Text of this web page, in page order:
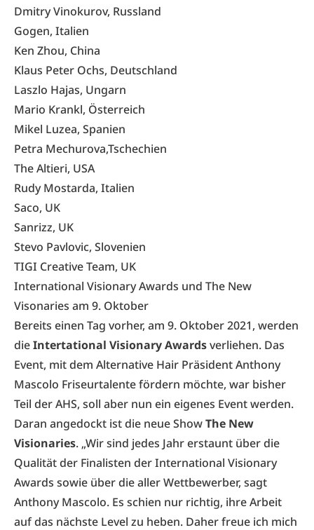
Dmitry Vinokurov, Russland
Gogen, Italien
Ken Zhou, China
Klaus Peter Ochs, Deutschland
Laszlo Hajas, Ungarn
Mario Krankl, Österreich
Mikel Luzea, Spanien
Petra Mechurova,Tschechien
The Altieri, USA
Rudy Mostarda, Italien
Saco, UK
Sanrizz, UK
Stevo Pavlovic, Slovenien
TIGI Creative Team, UK
International Visionary Awards und The New
Visonaries am 9. Oktober
Bereits einen Tag vorher, am 9. Oktober 2021, werden
dieIntertational Visionary Awardsverliehen. Das
Event, mit dem Alternative Hair Präsident Anthony
Mascolo Friseurtalente fördern möchte, war bisher
Teil der AHS, soll aber nun ein eigenes Event werden.
Daran angedockt ist die neue ShowThe New
Visionaries. „Wir sind jedes Jahr erstaunt über die
Qualität der Finalisten der International Visionary
Awards sowie über die aller Wettbewerber, sagt
Anthony Mascolo. Es schien nur richtig, ihre Arbeit
auf das nächste Level zu heben. Daher freue ich mich